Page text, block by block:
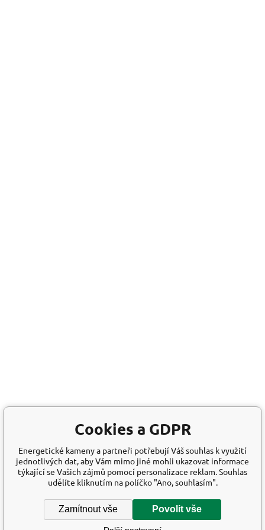
Cookies a GDPR
Energetické kameny a partneři potřebují Váš souhlas k využití
jednotlivých dat, aby Vám mimo jiné mohli ukazovat informace
týkající se Vašich zájmů pomocí personalizace reklam. Souhlas
udělíte kliknutím na políčko "Ano, souhlasím".
Zamítnout vše Povolit vše